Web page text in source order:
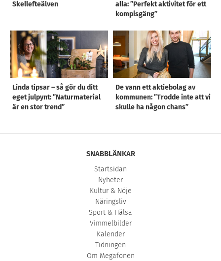
Skellefteälven
alla: ”Perfekt aktivitet för ett
kompisgäng”
Linda tipsar – så gör du ditt
eget julpynt: ”Naturmaterial
är en stor trend”
De vann ett aktiebolag av
kommunen: ”Trodde inte att vi
skulle ha någon chans”
SNABBLÄNKAR
Startsidan
Nyheter
Kultur & Nöje
Näringsliv
Sport & Hälsa
Vimmelbilder
Kalender
Tidningen
Om Megafonen